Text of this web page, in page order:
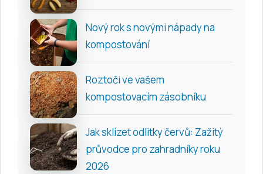
Nový rok s novými nápady na
kompostování
Roztoči ve vašem
kompostovacím zásobníku
Jak sklízet odlitky červů: Zažitý
průvodce pro zahradníky roku
2026